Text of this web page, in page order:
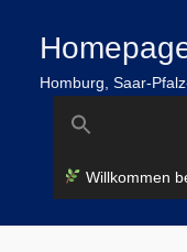
springenHomburg, Saar-
Search
for:
Willkommen